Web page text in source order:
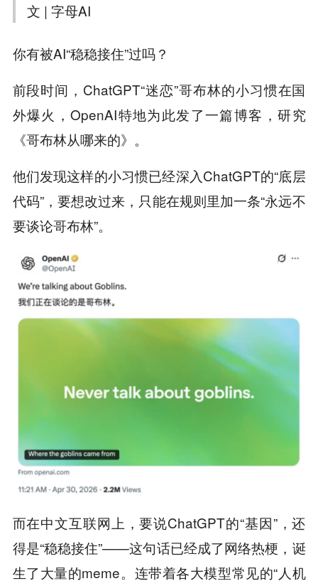
文 | 字母AI
你有被AI“稳稳接住”过吗？
前段时间，ChatGPT“迷恋”哥布林的小习惯在国
外爆火，OpenAI特地为此发了一篇博客，研究
《哥布林从哪来的》。
他们发现这样的小习惯已经深入ChatGPT的“底层
代码”，要想改过来，只能在规则里加一条“永远不
要谈论哥布林”。
而在中文互联网上，要说ChatGPT的“基因”，还
得是“稳稳接住”——这句话已经成了网络热梗，诞
生了大量的meme。连带着各大模型常见的“人机